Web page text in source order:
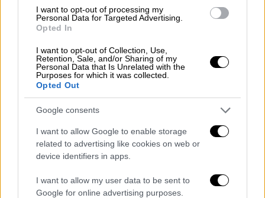
I want to opt-out of processing my
Personal Data for Targeted Advertising.
Opted In
I want to opt-out of Collection, Use,
Retention, Sale, and/or Sharing of my
Personal Data that Is Unrelated with the
Purposes for which it was collected.
Opted Out
Google consents
I want to allow Google to enable storage
related to advertising like cookies on web or
device identifiers in apps.
I want to allow my user data to be sent to
Google for online advertising purposes.
Αθλητισμός |29.08.2024 19:50
Παραολυμπιακοί Αγώνες: Η
συγκλονιστική ιστορία της Ράλεϊ Κρόσλι
που έκανε παγκόσμιο ρεκόρ στα 50μ.
ελεύθερο
Αντιμετώπισε αλλεπάλληλες δοκιμασίες για
πολλά χρόνια